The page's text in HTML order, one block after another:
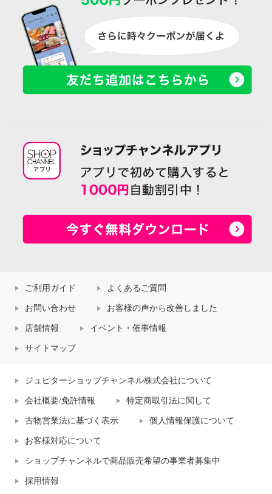
ご利用ガイド よくあるご質問
お問い合わせ お客様の声から改善しました
店舗情報 イベント・催事情報
サイトマップ
ジュピターショップチャンネル株式会社について
会社概要/免許情報 特定商取引法に関して
古物営業法に基づく表示 個人情報保護について
お客様対応について
ショップチャンネルで商品販売希望の事業者募集中
採用情報